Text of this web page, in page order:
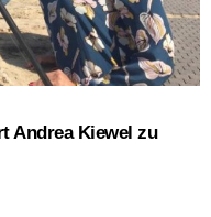
Andrea Kiewel zu